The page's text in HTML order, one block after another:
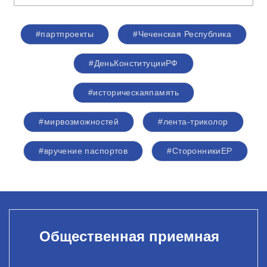
#партпроекты #Чеченская Республика
#ДеньКонституцииРФ
#историческаяпамять
#мирвозможностей #лента-триколор
#вручение паспортов #СторонникиЕР
Общественная приемная